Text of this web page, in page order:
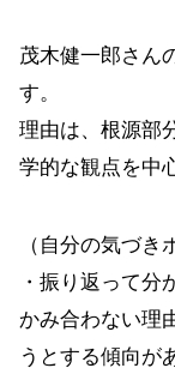
茂木健一郎さん
す。
理由は、根源部
学的な観点を中
（自分の気づき
・振り返って分
かみ合わない理
うとする傾向が